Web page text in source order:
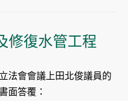
修復水管工程
法會會議上田北俊議員的
面答覆：